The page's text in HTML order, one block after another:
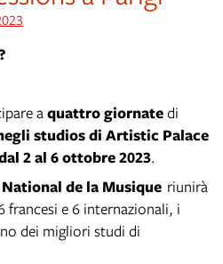
aquattro giornatedi
studios di Artistic Palace
2 al 6 ottobre 2023.
de la Musique riunirà
e 6 internazionali, i
dei migliori studi di